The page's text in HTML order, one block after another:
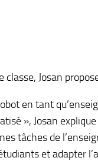
classe, Josan
en tant
», Josan
tâches de
et adapter